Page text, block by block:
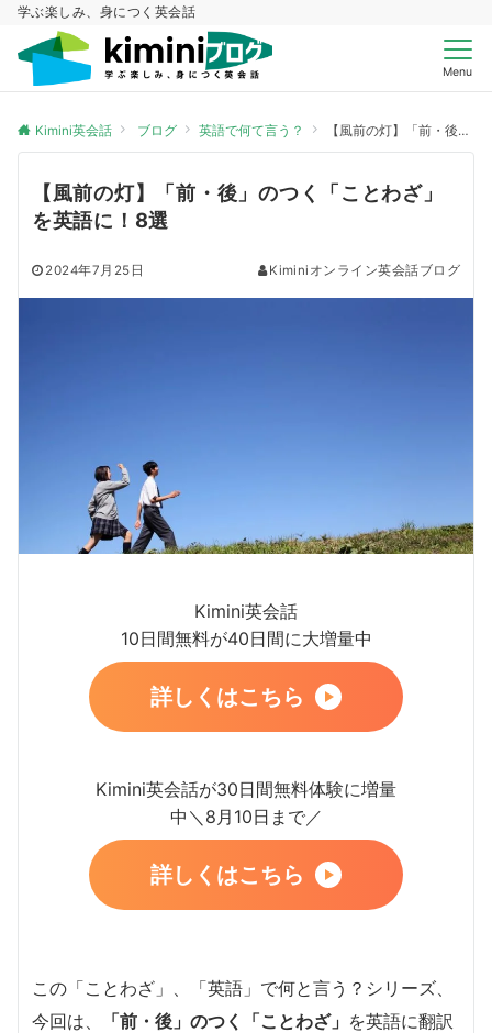
学ぶ楽しみ、身につく英会話
Menu
Kimini英会話 ブログ 英語で何て言う？ 【風前の灯】「前・後」のつく「ことわざ」を英語に！8選
【風前の灯】「前・後」のつく「ことわざ」
を英語に！8選
2024年7月25日 Kiminiオンライン英会話ブログ
Kimini英会話
10日間無料が40日間に大増量中
詳しくはこちら
Kimini英会話が30日間無料体験に増量
中＼8月10日まで／
詳しくはこちら
この「ことわざ」、「英語」で何と言う？シリーズ、
今回は、
「前・後 」のつく「ことわざ」 を英語に翻訳